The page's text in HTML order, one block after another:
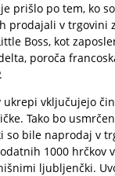
prišlo po tem, ko
prodajali v trgovini
Boss, kot
poroča
ukrepi vključujejo
Tako bo
so bile naprodaj v
1000 hrčkov
ljubljenčki.